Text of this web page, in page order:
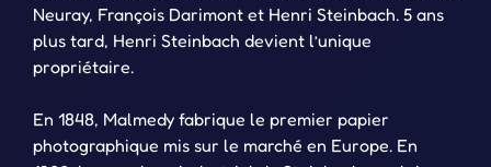
Neuray, François Darimont et Henri Steinbach. 5 ans
plus tard, Henri Steinbach devient l’unique
propriétaire.
En 1848, Malmedy fabrique le premier papier
photographique mis sur le marché en Europe. En